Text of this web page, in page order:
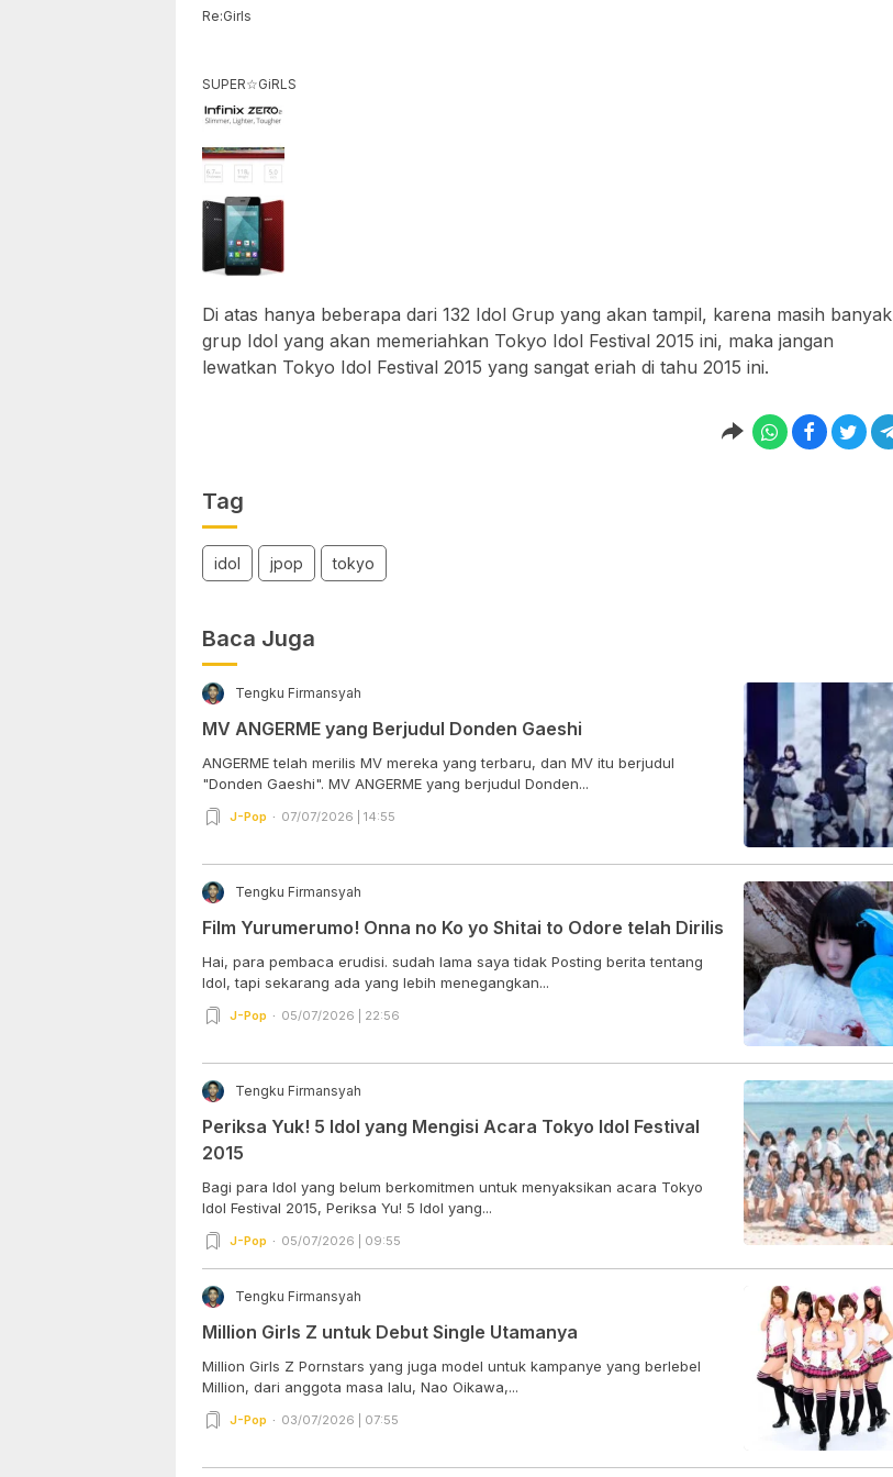
Re:Girls
SUPER☆GiRLS
Di atas hanya beberapa dari 132 Idol Grup yang akan tampil, karena masih banyak
grup Idol yang akan memeriahkan Tokyo Idol Festival 2015 ini, maka jangan
lewatkan Tokyo Idol Festival 2015 yang sangat eriah di tahu 2015 ini.
Tag
idol jpop tokyo
Baca Juga
Tengku Firmansyah
MV ANGERME yang Berjudul Donden Gaeshi
ANGERME telah merilis MV mereka yang terbaru, dan MV itu berjudul
"Donden Gaeshi". MV ANGERME yang berjudul Donden...
J-Pop 07/07/2026 | 14:55
Tengku Firmansyah
Film Yurumerumo! Onna no Ko yo Shitai to Odore telah Dirilis
Hai, para pembaca erudisi. sudah lama saya tidak Posting berita tentang
Idol, tapi sekarang ada yang lebih menegangkan...
J-Pop 05/07/2026 | 22:56
Tengku Firmansyah
Periksa Yuk! 5 Idol yang Mengisi Acara Tokyo Idol Festival
2015
Bagi para Idol yang belum berkomitmen untuk menyaksikan acara Tokyo
Idol Festival 2015, Periksa Yu! 5 Idol yang...
J-Pop 05/07/2026 | 09:55
Tengku Firmansyah
Million Girls Z untuk Debut Single Utamanya
Million Girls Z Pornstars yang juga model untuk kampanye yang berlebel
Million, dari anggota masa lalu, Nao Oikawa,...
J-Pop 03/07/2026 | 07:55